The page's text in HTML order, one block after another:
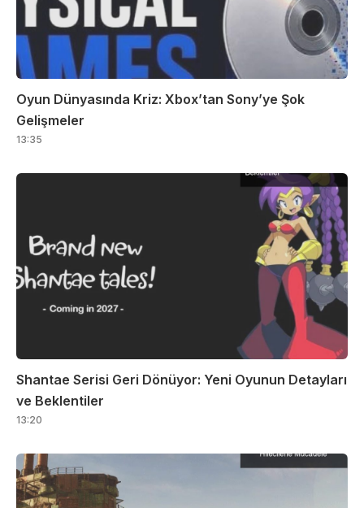
Oyun Dünyasında Kriz: Xbox’tan Sony’ye Şok
Gelişmeler
13:35
Shantae Serisi Geri Dönüyor: Yeni Oyunun Detayları
ve Beklentiler
13:20